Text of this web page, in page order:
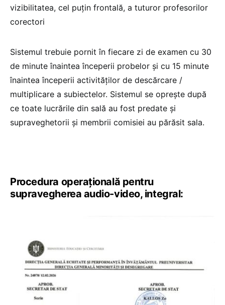
vizibilitatea, cel puțin frontală, a tuturor profesorilor
corectori
Sistemul trebuie pornit în fiecare zi de examen cu 30
de minute înaintea începerii probelor și cu 15 minute
înaintea începerii activităților de descărcare /
multiplicare a subiectelor. Sistemul se oprește după
ce toate lucrările din sală au fost predate și
supraveghetorii și membrii comisiei au părăsit sala.
Procedura operațională pentru
supravegherea audio-video, integral: